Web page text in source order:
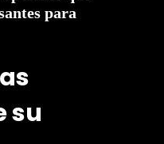
para
su